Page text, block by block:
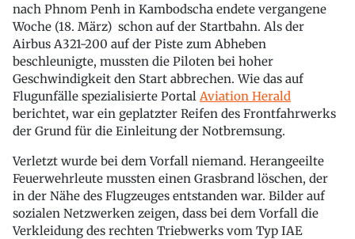
nach Phnom Penh in Kambodscha endete vergangene
Woche (18. März) schon auf der Startbahn. Als der
Airbus A321-200 auf der Piste zum Abheben
beschleunigte, mussten die Piloten bei hoher
Geschwindigkeit den Start abbrechen. Wie das auf
Flugunfälle spezialisierte Portal Aviation Herald
berichtet, war ein geplatzter Reifen des Frontfahrwerks
der Grund für die Einleitung der Notbremsung.
Verletzt wurde bei dem Vorfall niemand. Herangeeilte
Feuerwehrleute mussten einen Grasbrand löschen, der
in der Nähe des Flugzeuges entstanden war. Bilder auf
sozialen Netzwerken zeigen, dass bei dem Vorfall die
Verkleidung des rechten Triebwerks vom Typ IAE